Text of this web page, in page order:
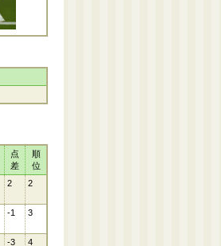
点
差
順
位
2 2
-1 3
-3 4